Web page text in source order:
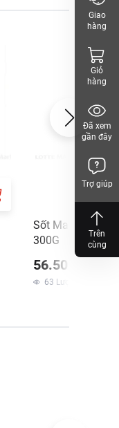
Sốt Mayonaise
300G
56.500 ₫
63 Lượt xem
Giao
hàng
Giỏ
hàng
Đã xem
gần đây
Trợ giúp
Trên
cùng